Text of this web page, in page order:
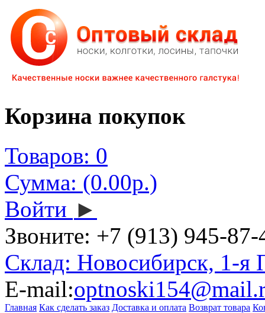
Корзина покупок
Товаров: 0
Сумма: (0.00р.)
Войти ►
Звоните: +7 (913) 945-87-
Склад: Новосибирск, 1-я
E-mail:
Главная Как сделать заказ Доставка и оплата Возврат товара